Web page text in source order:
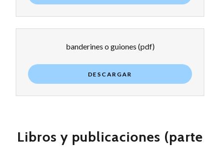
banderines o guiones (pdf)
DESCARGAR
Libros y publicaciones (parte